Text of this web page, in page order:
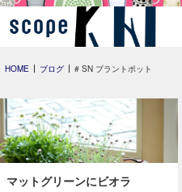
HOME ブログ # SN プラントポット
マットグリーンにビオラ